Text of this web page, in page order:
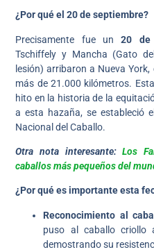
¿Por qué el 20 de septiembre?
Precisamente fue un20 de
Tschiffely y Mancha (Gato
lesión) arribaron a Nueva
más de 21.000 kilómetros.
hito en la historia de la
a esta hazaña, se estableció
Nacional del Caballo.
Otra nota interesante:Los
caballos más pequeños del
¿Por qué es importante esta
Reconocimiento al
puso al caballo criollo
demostrando su